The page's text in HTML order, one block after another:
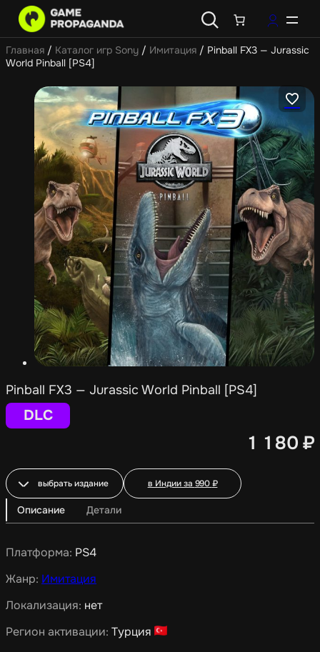
Главная / Каталог игр Sony / Имитация / Pinball FX3 — Jurassic
World Pinball [PS4]
Pinball FX3 — Jurassic World Pinball [PS4]
DLC
1 180 ₽
выбрать издание в Индии за 990₽
Описание Детали
Платформа: PS4
Жанр: Имитация
Локализация: нет
Регион активации: Турция